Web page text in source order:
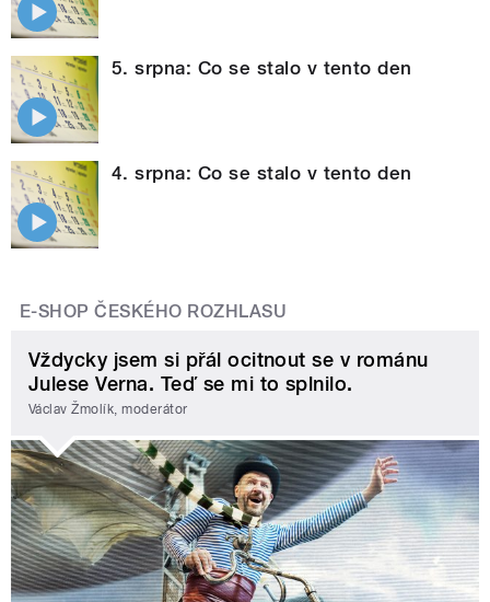
5. srpna: Co se stalo v tento den
4. srpna: Co se stalo v tento den
E-SHOP ČESKÉHO ROZHLASU
Vždycky jsem si přál ocitnout se v románu
Julese Verna. Teď se mi to splnilo.
Václav Žmolík, moderátor